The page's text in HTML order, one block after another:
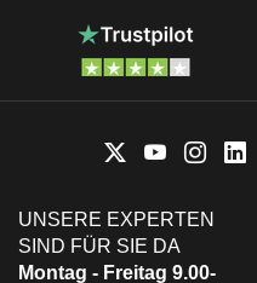
UNSERE EXPERTEN
SIND FÜR SIE DA
Montag - Freitag 9.00-